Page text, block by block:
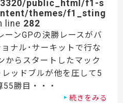
public_html/f1-s
themes/f1_sting
line 282
ンGPの決勝レースがバ
ナル･サーキットで行な
からスタートしたマック
ッドブルが他を圧して5
勝目・・・
続きをみる